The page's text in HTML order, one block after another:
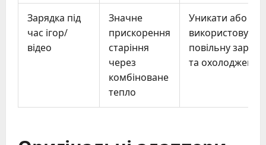
Зарядка під
час ігор/
відео
Значне
прискорення
старіння
через
комбіноване
тепло
Уникати або
повільну
та охолодження